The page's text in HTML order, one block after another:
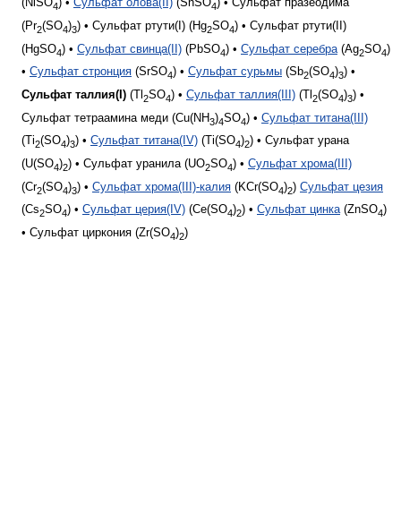
4 4
(Pr2(SO4)3) • Сульфат ртути(I) (Hg2SO4) • Сульфат ртути(II)
(HgSO4) • Сульфат свинца(II) (PbSO4) • Сульфат серебра (Ag2SO4)
• Сульфат стронция (SrSO4) • Сульфат сурьмы (Sb2(SO4)3) •
Сульфат таллия(I) (Tl 2SO4) • Сульфат таллия(III) (Tl 2(SO4)3) •
Сульфат тетраамина меди (Cu(NH3)4SO4) • Сульфат титана(III)
(Ti2(SO4)3) • Сульфат титана(IV) (Ti(SO4)2) • Сульфат урана
(U(SO4)2) • Сульфат уранила (UO2SO4) • Сульфат хрома(III)
(Cr2(SO4)3) • Сульфат хрома(III)-калия (KCr(SO4)2) Сульфат цезия
(Cs2SO4) • Сульфат церия(IV) (Ce(SO4)2) • Сульфат цинка(ZnSO4)
• Сульфат циркония (Zr(SO4)2)